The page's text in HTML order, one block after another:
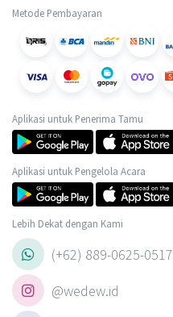
Metode Pembayaran
Aplikasi untuk Penerima Tamu
Aplikasi untuk Pengelola Acara
Lebih Dekat dengan Kami
(+62) 889-0625-0517
@wedew.id